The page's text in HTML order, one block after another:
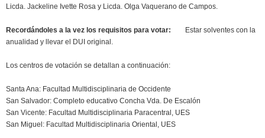
Licda. Jackeline Ivette Rosa y Licda. Olga Vaquerano de Campos.
Recordándoles a la vez los requisitos para votar: Estar solventes con la
anualidad y llevar el DUI original.
Los centros de votación se detallan a continuación:
Santa Ana: Facultad Multidisciplinaria de Occidente
San Salvador: Completo educativo Concha Vda. De Escalón
San Vicente: Facultad Multidisciplinaria Paracentral, UES
San Miguel: Facultad Multidisciplinaria Oriental, UES